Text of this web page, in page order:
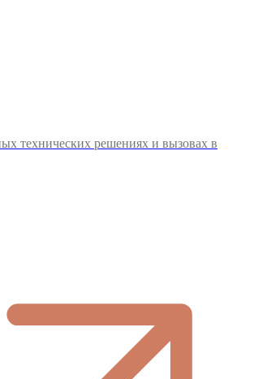
технических решениях и вызовах в